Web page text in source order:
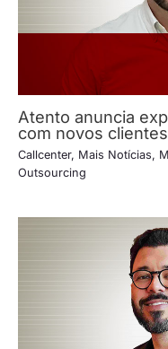
Atento anuncia
com novos clientes
Callcenter, Mais Notícias,
Outsourcing